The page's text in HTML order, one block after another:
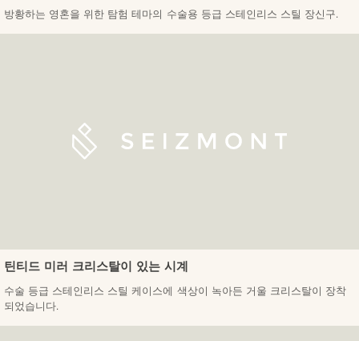
방황하는 영혼을 위한 탐험 테마의 수술용 등급 스테인리스 스틸 장신구.
틴티드 미러 크리스탈이 있는 시계
수술 등급 스테인리스 스틸 케이스에 색상이 녹아든 거울 크리스탈이 장착
되었습니다.